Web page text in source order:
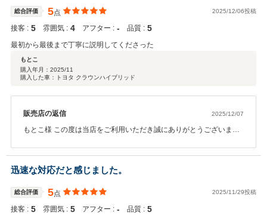
総合評価 5点 2025/12/06投稿
接客 : 5 雰囲気 : 4 アフター : ‐ 品質 : 5
最初から最後まで丁寧に説明してくださった
もとこ
購入年月： 2025/11
購入した車：トヨタ クラウンハイブリッド
販売店の返信 2025/12/07
もとこ様 この度は当店をご利用いただき誠にありがとうございまし
迅速な対応だと感じました。
総合評価 5点 2025/11/29投稿
接客 : 5 雰囲気 : 5 アフター : ‐ 品質 : 5